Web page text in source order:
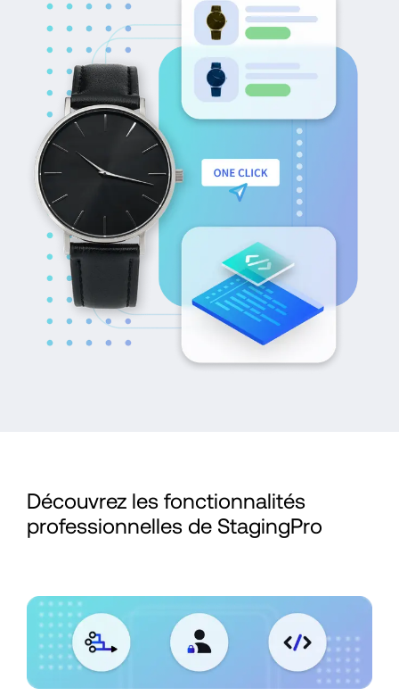
Découvrez les fonctionnalités
professionnelles de StagingPro